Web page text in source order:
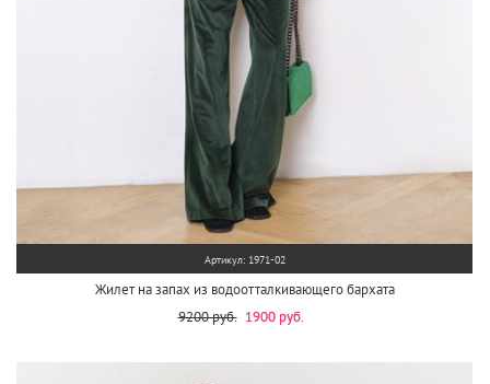
Артикул: 1971-02
Жилет на запах из водоотталкивающего бархата
9200 руб. 1900 руб.